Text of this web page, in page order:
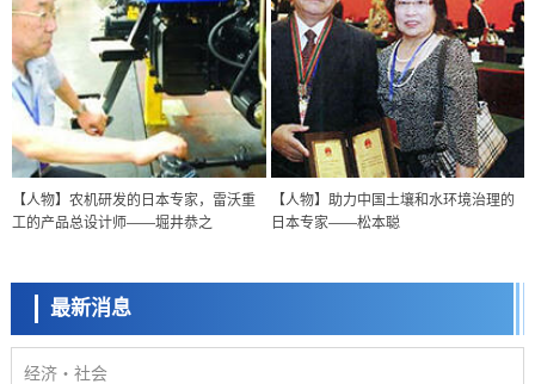
【人物】农机研发的日本专家，雷沃重
工的产品总设计师——堀井恭之
【人物】助力中国土壤和水环境治理的
日本专家——松本聪
最新消息
政策
日本科研费增设国际共同研究强化新类别，促进青年研究人员赴海外开
展研究
科学研究
京都大学高效生成光的构成单元“光子”，可应用于量子计算机
经济・社会
日本成立“以人为本AI联盟”——力争借助AI拓展社会公众创造力，依托
产学合作推进研发
科学研究